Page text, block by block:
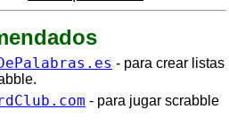
- para crear listas
- para jugar scrabble